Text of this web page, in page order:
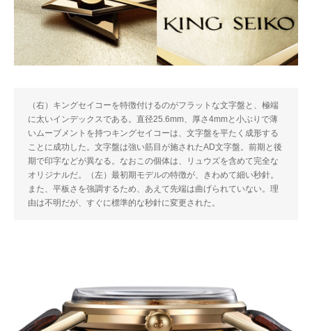
（右）キングセイコーを特徴付けるのがフラットな文字盤と、極端
に太いインデックスである。直径25.6mm、厚さ4mmと小ぶりで薄
いムーブメントを持つキングセイコーは、文字盤を平たく成形する
ことに成功した。文字盤は強い筋目が施されたAD文字盤。前期と後
期で印字などが異なる。なおこの個体は、リュウズを含めて完全な
オリジナルだ。（左）最初期モデルの特徴が、きわめて細い秒針。
また、平板さを強調するため、あえて先端は曲げられていない。理
由は不明だが、すぐに標準的な秒針に変更された。